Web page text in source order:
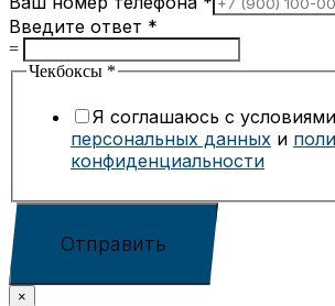
Введите ответ *
=
Чекбоксы *
Я соглашаюсь с условиями
персональных данных и
конфиденциальности
Отправить
×